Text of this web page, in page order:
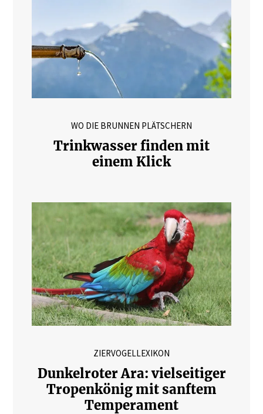
WO DIE BRUNNEN PLÄTSCHERN
Trinkwasser finden mit
einem Klick
ZIERVOGELLEXIKON
Dunkelroter Ara: vielseitiger
Tropenkönig mit sanftem
Temperament